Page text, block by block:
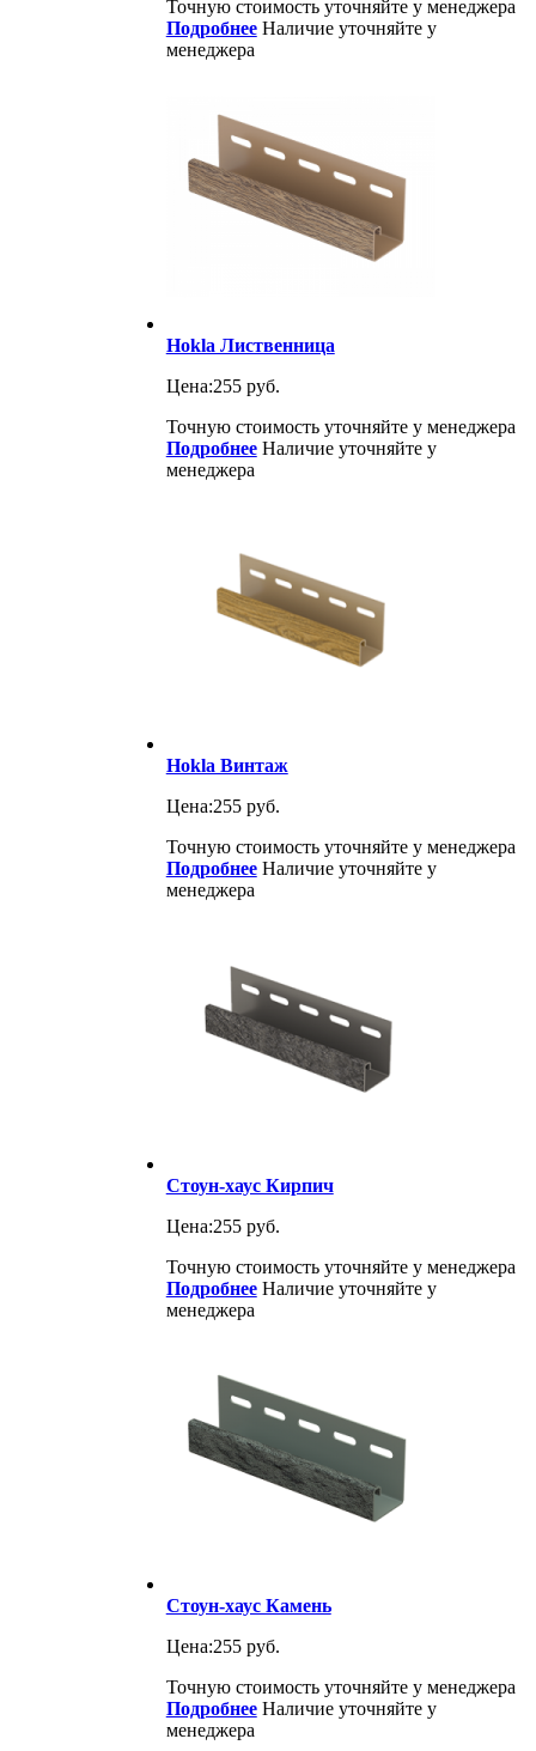
Точную стоимость уточняйте у менеджера
Подробнее Наличие уточняйте у
менеджера
Hokla Лиственница
Цена:255 руб.
Точную стоимость уточняйте у менеджера
Подробнее Наличие уточняйте у
менеджера
Hokla Винтаж
Цена:255 руб.
Точную стоимость уточняйте у менеджера
Подробнее Наличие уточняйте у
менеджера
Стоун-хаус Кирпич
Цена:255 руб.
Точную стоимость уточняйте у менеджера
Подробнее Наличие уточняйте у
менеджера
Стоун-хаус Камень
Цена:255 руб.
Точную стоимость уточняйте у менеджера
Подробнее Наличие уточняйте у
менеджера